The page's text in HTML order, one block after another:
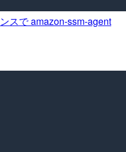
スで amazon-ssm-agent